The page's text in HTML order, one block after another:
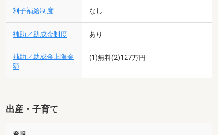
利子補給制度 なし
補助／助成金制度 あり
補助／助成金上限金
額
(1)無料(2)127万円
出産・子育て